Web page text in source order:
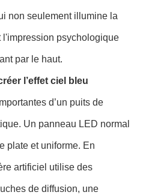
non seulement illumine la
psychologique
par le haut.
l’effet ciel bleu
d’un puits de
Un panneau LED normal
plate et uniforme. En
artificiel utilise des
de diffusion, une